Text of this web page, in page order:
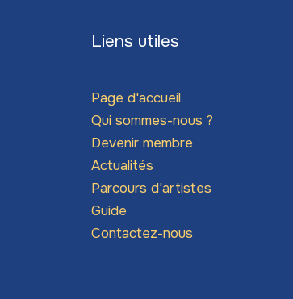
Liens utiles
Page d'accueil
Qui sommes-nous ?
Devenir membre
Actualités
Parcours d'artistes
Guide
Contactez-nous